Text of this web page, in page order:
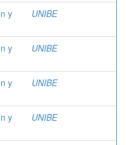
y
UNIBE
y
UNIBE
y
UNIBE
y
UNIBE